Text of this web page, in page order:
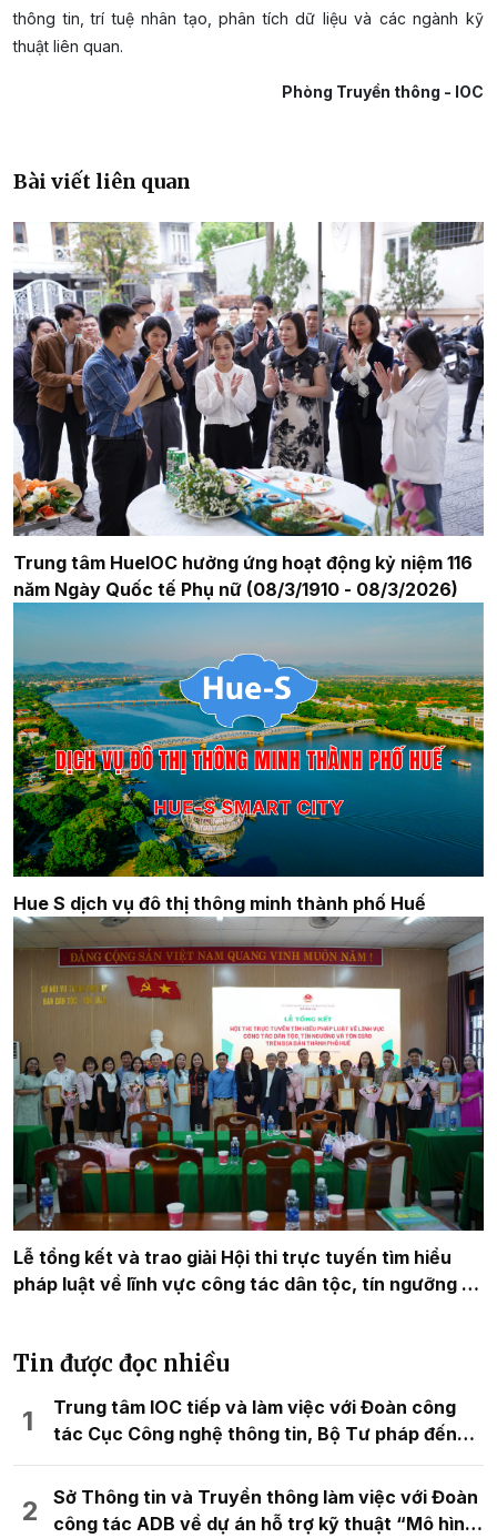
thông tin, trí tuệ nhân tạo, phân tích dữ liệu và các ngành kỹ
thuật liên quan.
Phòng Truyền thông - IOC
Bài viết liên quan
Trung tâm HueIOC hưởng ứng hoạt động kỷ niệm 116
năm Ngày Quốc tế Phụ nữ (08/3/1910 - 08/3/2026)
Hue S dịch vụ đô thị thông minh thành phố Huế
Lễ tổng kết và trao giải Hội thi trực tuyến tìm hiểu
pháp luật về lĩnh vực công tác dân tộc, tín ngưỡng và
Tin được đọc nhiều
Trung tâm IOC tiếp và làm việc với Đoàn công
tác Cục Công nghệ thông tin, Bộ Tư pháp đến
tham quan và trao đổi kinh nghiệm về mô hình
chuyển đổi số
Sở Thông tin và Truyền thông làm việc với Đoàn
công tác ADB về dự án hỗ trợ kỹ thuật “Mô hình